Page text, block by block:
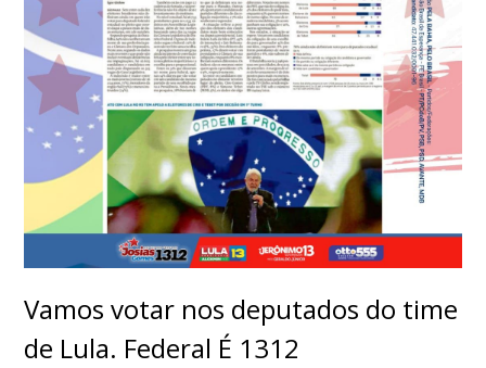
Vamos votar nos deputados do time
de Lula. Federal É 1312